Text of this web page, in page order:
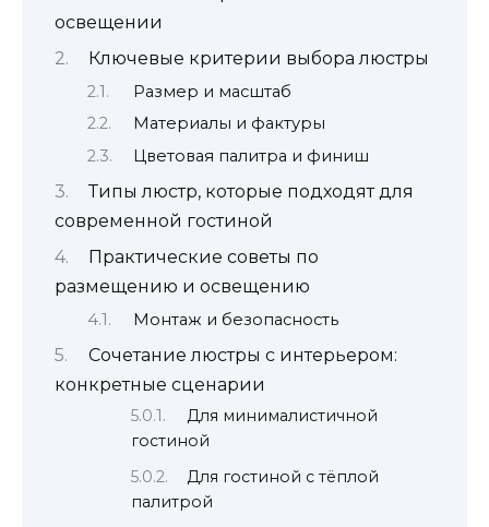
освещении
Ключевые критерии выбора люстры
Размер и масштаб
Материалы и фактуры
Цветовая палитра и финиш
Типы люстр, которые подходят для
современной гостиной
Практические советы по
размещению и освещению
Монтаж и безопасность
Сочетание люстры с интерьером:
конкретные сценарии
Для минималистичной
гостиной
Для гостиной с тёплой
палитрой